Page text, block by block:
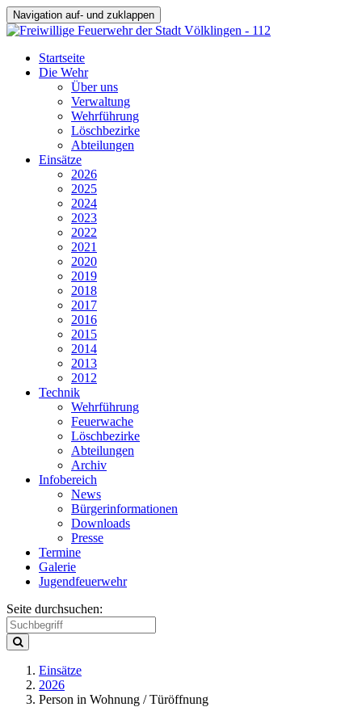
Navigation auf- und zuklappen
Startseite
Die Wehr
Über uns
Verwaltung
Wehrführung
Löschbezirke
Abteilungen
Einsätze
2026
2025
2024
2023
2022
2021
2020
2019
2018
2017
2016
2015
2014
2013
2012
Technik
Wehrführung
Feuerwache
Löschbezirke
Abteilungen
Archiv
Infobereich
News
Bürgerinformationen
Downloads
Presse
Termine
Galerie
Jugendfeuerwehr
Seite durchsuchen:
Einsätze
2026
Person in Wohnung / Türöffnung